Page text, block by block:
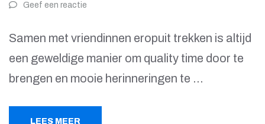
Geef een reactie
Samen met vriendinnen eropuit trekken is altijd
een geweldige manier om quality time door te
brengen en mooie herinneringen te …
LEES MEER